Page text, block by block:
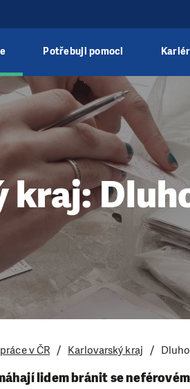
Potřebuji pomoci
kraj:
v ČR Karlovarský kraj
lidem bránit se